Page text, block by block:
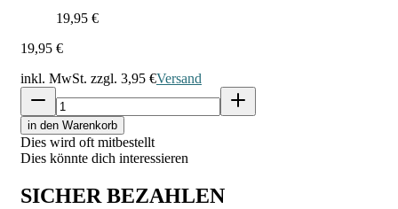
19,95 €
19,95 €
inkl. MwSt. zzgl. 3,95 €Versand
in den Warenkorb
Dies wird oft mitbestellt
Dies könnte dich interessieren
SICHER BEZAHLEN